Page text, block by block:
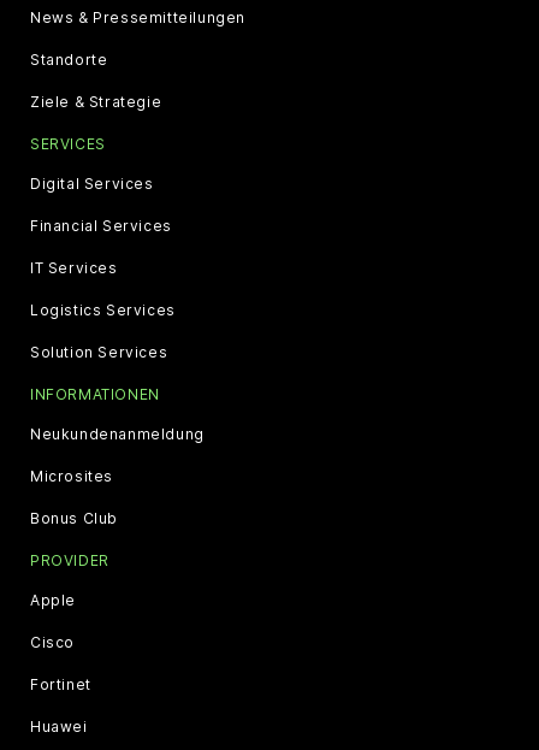
News & Pressemitteilungen
Standorte
Ziele & Strategie
SERVICES
Digital Services
Financial Services
IT Services
Logistics Services
Solution Services
INFORMATIONEN
Neukundenanmeldung
Microsites
Bonus Club
PROVIDER
Apple
Cisco
Fortinet
Huawei